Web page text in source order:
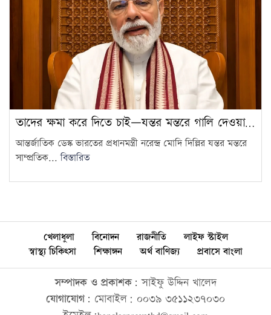
তাদের ক্ষমা করে দিতে চাই—যন্তর মন্তরে গালি দেওয়া…
আন্তর্জাতিক ডেস্ক ভারতের প্রধানমন্ত্রী নরেন্দ্র মোদি দিল্লির যন্তর মন্তরে
সাম্প্রতিক...বিস্তারিত
খেলাধুলা বিনোদন রাজনীতি
লাইফ স্টাইল
স্বাস্থ্য চিকিৎসা
শিক্ষাঙ্গন অর্থ বাণিজ্য প্রবাসে বাংলা
সম্পাদক ও প্রকাশক: সাইফু উদ্দিন খালেদ
যোগাযোগ: মোবাইল: ০০৩৯ ৩৫১১২৩৭০৩০